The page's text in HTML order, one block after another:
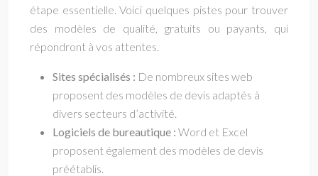
étape essentielle. Voici quelques pistes pour trouver
des modèles de qualité, gratuits ou payants, qui
répondront à vos attentes.
Sites spécialisés : De nombreux sites web
proposent des modèles de devis adaptés à
divers secteurs d’activité.
Logiciels de bureautique : Word et Excel
proposent également des modèles de devis
préétablis.